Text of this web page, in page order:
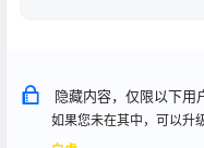
隐藏内容，仅限以下用
如果您未在其中，可以升